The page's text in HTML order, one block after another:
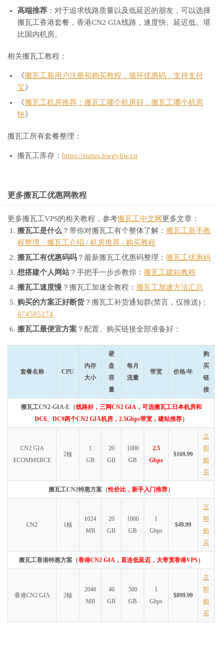
高端推荐 ：对于追求线路质量以及低延迟的朋友，可以选择
搬瓦工香港套餐，香港CN2 GIA线路，速度快、延迟低、堪
比国内机房。
相关搬瓦工教程：
《搬瓦工新用户注册和购买教程，循环优惠码，支持支付
宝》
《搬瓦工机房推荐：搬瓦工哪个机房好，搬瓦工哪个机房
快》
搬瓦工所有套餐整理：
搬瓦工库存： https://status.bwgyhw.cn
更多搬瓦工优惠网教程
更多搬瓦工VPS的相关教程，参考搬瓦工中文网 更多文章：
搬瓦工是什么 ？带你对搬瓦工有个整体了解： 搬瓦工新手教
程整理：搬瓦工介绍 / 机房推荐 / 购买教程
搬瓦工有优惠码吗 ？最新搬瓦工优惠码整理： 搬瓦工优惠码
想搭建个人网站？手把手一步步教你： 搬瓦工建站教程
搬瓦工速度慢 ？搬瓦工加速全教程： 搬瓦工加速方法汇总
购买的方案正好断货？搬瓦工补货通知群(禁言，仅推送)：
874585274
搬瓦工最便宜方案 ？配置、购买链接全部准备好：
套餐名称 CPU
内存
大小
硬
盘
容
量
每月
流量
带宽 价格/年
购
买
链
接
搬瓦工CN2-GIA-E（线路好，三网CN2 GIA，可选搬瓦工日本机房和
DC6、DC9两个CN2 GIA机房，2.5Gbps带宽，建站推荐）
CN2 GIA
ECOMMERCE
2核
1
GB
20
GB
1000
GB
2.5
Gbps
$169.99
立
即
购
买
搬瓦工CN2特惠方案（性价比，新手入门推荐）
CN2 1核
1024
MB
20
GB
1000
GB
1
Gbps
$49.99
立
即
购
买
搬瓦工香港特惠方案（香港CN2 GIA，直连低延迟，大带宽香港VPS）
香港CN2 GIA 2核
2048
MB
40
GB
500
GB
1
Gbps
$899.99
立
即
购
买